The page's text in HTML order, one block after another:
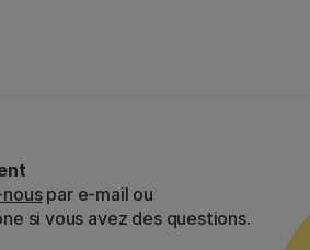
par e-mail ou
si vous avez des questions.